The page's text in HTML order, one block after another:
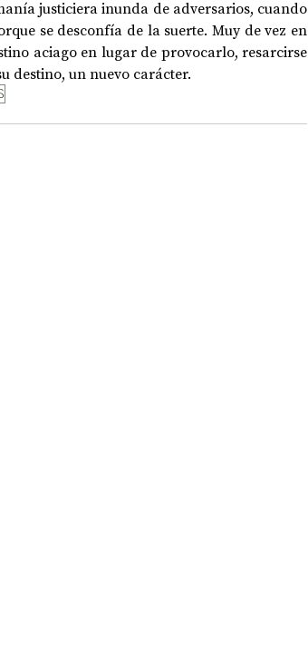
50 AÑOS DEL GOLPE
justiciera inunda de adversarios, cuando
se desconfía de la suerte. Muy de vez en
aciago en lugar de provocarlo, resarcirse
destino, un nuevo carácter.